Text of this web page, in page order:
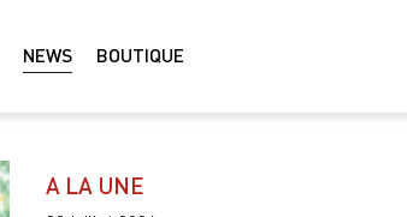
NEWS BOUTIQUE
A LA UNE